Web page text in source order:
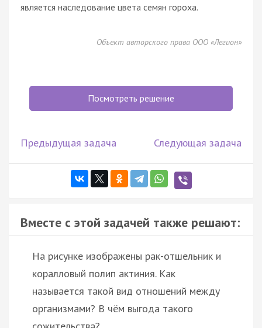
является наследование цвета семян гороха.
Объект авторского права ООО «Легион»
Посмотреть решение
Предыдущая задача Следующая задача
Вместе с этой задачей также решают:
На рисунке изображены рак-отшельник и
коралловый полип актиния. Как
называется такой вид отношений между
организмами? В чём выгода такого